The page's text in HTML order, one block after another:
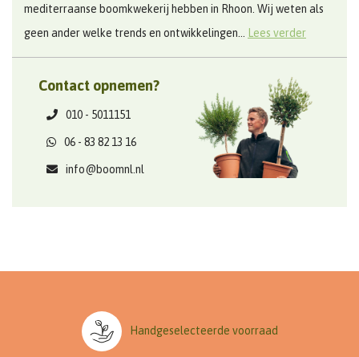
mediterraanse boomkwekerij hebben in Rhoon. Wij weten als
geen ander welke trends en ontwikkelingen...
Lees verder
Contact opnemen?
010 - 5011151
06 - 83 82 13 16
info@boomnl.nl
Handgeselecteerde voorraad